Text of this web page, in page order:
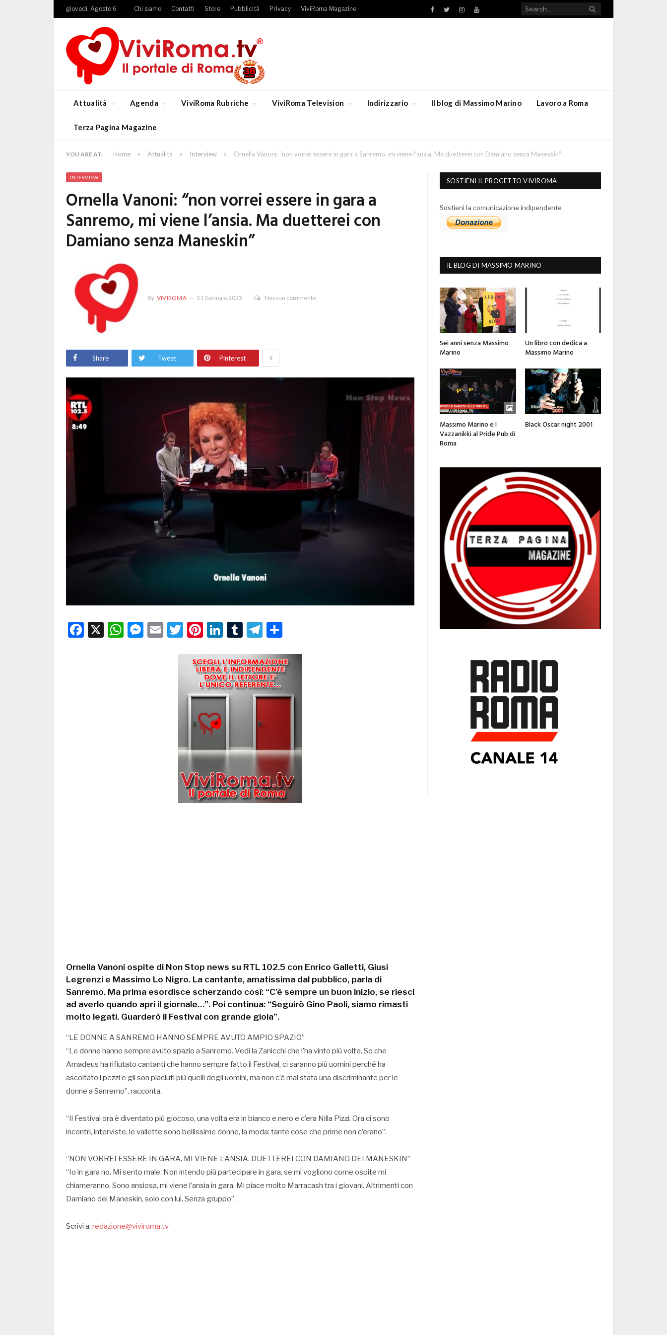
giovedì, Agosto 6 Chi siamo Contatti Store Pubblicità Privacy ViviRoma Magazine Facebook
TwitterInstagramYouTube
Attualità Agenda ViviRoma Rubriche ViviRoma Television Indirizzario Il blog di Massimo Marino Lavoro a Roma
Terza Pagina Magazine
YOU ARE AT: Home » Attualità » Interview » Ornella Vanoni: “non vorrei essere in gara a Sanremo, mi viene l’ansia. Ma duetterei con Damiano senza Maneskin”
INTERVIEW
Ornella Vanoni: “non vorrei essere in gara a
Sanremo, mi viene l’ansia. Ma duetterei con
Damiano senza Maneskin”
By VIVIROMA 31 Gennaio 2023 Nessun commento
Share Tweet Pinterest +
Facebook
X WhatsApp
Messenger
EmailTwitter
Pinterest
LinkedIn
TumblrTelegram
Ornella Vanoni ospite di Non Stop news su RTL 102.5 con Enrico Galletti, Giusi
Legrenzi e Massimo Lo Nigro. La cantante, amatissima dal pubblico, parla di
Sanremo. Ma prima esordisce scherzando così: “C’è sempre un buon inizio, se riesci
ad averlo quando apri il giornale…”. Poi continua: “Seguirò Gino Paoli, siamo rimasti
molto legati. Guarderò il Festival con grande gioia”.
“LE DONNE A SANREMO HANNO SEMPRE AVUTO AMPIO SPAZIO”
“Le donne hanno sempre avuto spazio a Sanremo. Vedi la Zanicchi che l’ha vinto più volte. So che
Amadeus ha rifiutato cantanti che hanno sempre fatto il Festival, ci saranno più uomini perché ha
ascoltato i pezzi e gli son piaciuti più quelli degli uomini, ma non c’è mai stata una discriminante per le
donne a Sanremo”, racconta.
“Il Festival ora è diventato più giocoso, una volta era in bianco e nero e c’era Nilla Pizzi. Ora ci sono
incontri, interviste, le vallette sono bellissime donne, la moda: tante cose che prime non c’erano”.
“NON VORREI ESSERE IN GARA, MI VIENE L’ANSIA. DUETTEREI CON DAMIANO DEI MANESKIN”
“Io in gara no. Mi sento male. Non intendo più partecipare in gara, se mi vogliono come ospite mi
chiameranno. Sono ansiosa, mi viene l’ansia in gara. Mi piace molto Marracash tra i giovani. Altrimenti con
Damiano dei Maneskin, solo con lui. Senza gruppo”.
Scrivi a: redazione@viviroma.tv
SOSTIENI IL PROGETTO VIVIROMA
Sostieni la comunicazione indipendente
IL BLOG DI MASSIMO MARINO
Sei anni senza Massimo
Marino
Un libro con dedica a
Massimo Marino
Massimo Marino e I
Vazzanikki al Pride Pub di
Roma
Black Oscar night 2001